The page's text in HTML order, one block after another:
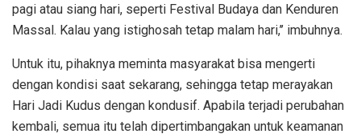
pagi atau siang hari, seperti Festival Budaya dan Kenduren
Massal. Kalau yang istighosah tetap malam hari,’’ imbuhnya.
Untuk itu, pihaknya meminta masyarakat bisa mengerti
dengan kondisi saat sekarang, sehingga tetap merayakan
Hari Jadi Kudus dengan kondusif. Apabila terjadi perubahan
kembali, semua itu telah dipertimbangakan untuk keamanan